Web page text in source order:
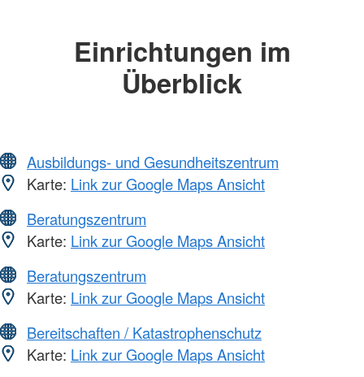
Einrichtungen im
Überblick
Ausbildungs- und Gesundheitszentrum
Karte: Link zur Google Maps Ansicht
Beratungszentrum
Karte: Link zur Google Maps Ansicht
Beratungszentrum
Karte: Link zur Google Maps Ansicht
Bereitschaften / Katastrophenschutz
Karte: Link zur Google Maps Ansicht